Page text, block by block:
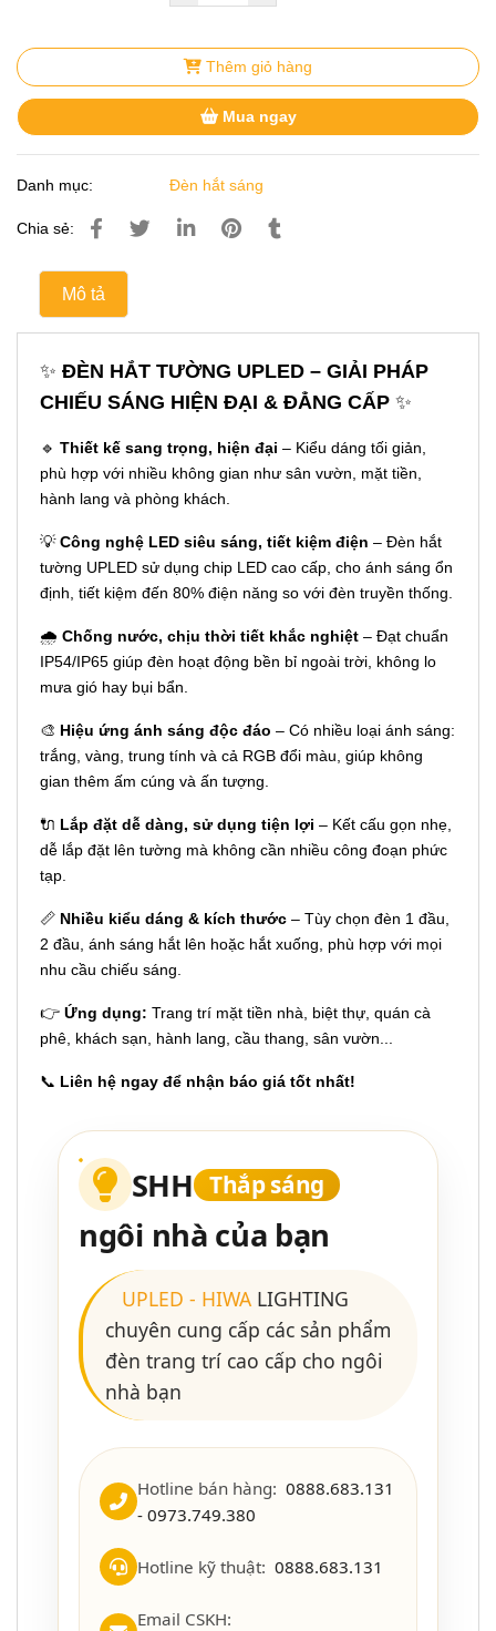
Thêm giỏ hàng
Mua ngay
Danh mục: Đèn hắt sáng
Chia sẻ:
Mô tả
✨ ĐÈN HẮT TƯỜNG UPLED – GIẢI PHÁP
CHIẾU SÁNG HIỆN ĐẠI & ĐẲNG CẤP ✨
🔹 Thiết kế sang trọng, hiện đại – Kiểu dáng tối giản,
phù hợp với nhiều không gian như sân vườn, mặt tiền,
hành lang và phòng khách.
💡Công nghệ LED siêu sáng, tiết kiệm điện – Đèn hắt
tường UPLED sử dụng chip LED cao cấp, cho ánh sáng ổn
định, tiết kiệm đến 80% điện năng so với đèn truyền thống.
🌧 Chống nước, chịu thời tiết khắc nghiệt – Đạt chuẩn
IP54/IP65 giúp đèn hoạt động bền bỉ ngoài trời, không lo
mưa gió hay bụi bẩn.
🎨 Hiệu ứng ánh sáng độc đáo – Có nhiều loại ánh sáng:
trắng, vàng, trung tính và cả RGB đổi màu, giúp không
gian thêm ấm cúng và ấn tượng.
🔌 Lắp đặt dễ dàng, sử dụng tiện lợi – Kết cấu gọn nhẹ,
dễ lắp đặt lên tường mà không cần nhiều công đoạn phức
tạp.
📏 Nhiều kiểu dáng & kích thước – Tùy chọn đèn 1 đầu,
2 đầu, ánh sáng hắt lên hoặc hắt xuống, phù hợp với mọi
nhu cầu chiếu sáng.
👉 Ứng dụng: Trang trí mặt tiền nhà, biệt thự, quán cà
phê, khách sạn, hành lang, cầu thang, sân vườn...
📞 Liên hệ ngay để nhận báo giá tốt nhất!
SHH Thắp sáng
ngôi nhà của bạn
UPLED - HIWA LIGHTING
chuyên cung cấp các sản phẩm
đèn trang trí cao cấp cho ngôi
nhà bạn
Hotline bán hàng: 0888.683.131
- 0973.749.380
Hotline kỹ thuật: 0888.683.131
Email CSKH: